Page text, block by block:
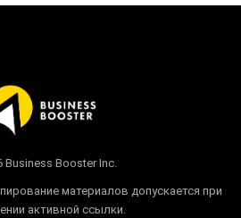
Business Booster Inc.
материалов допускается при
активной ссылки.